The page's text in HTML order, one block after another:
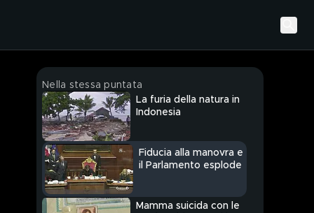
Nella stessa puntata
La furia della natura in
Indonesia
Fiducia alla manovra e
il Parlamento esplode
Mamma suicida con le